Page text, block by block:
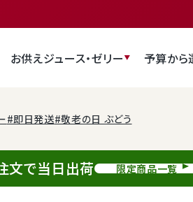
お供えジュース・ゼリー 予算から
#即日発送#敬老の日 ぶどう
文で当日出荷 限定商品一覧